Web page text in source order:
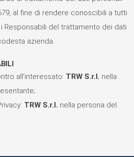
al fine di rendere conoscibili a tutti
Responsabili del trattamento dei dati
azienda.
all'interessato: TRW S.r.l. nella
TRW S.r.l. nella persona del